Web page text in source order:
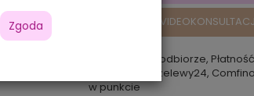
Płatność przy odbiorze,
24 Rokoko, Przelewy24,
w punkcie
Zgoda